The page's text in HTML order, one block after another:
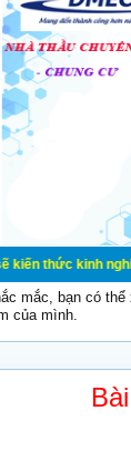
nghiệm
mắc, bạn có
của mình.